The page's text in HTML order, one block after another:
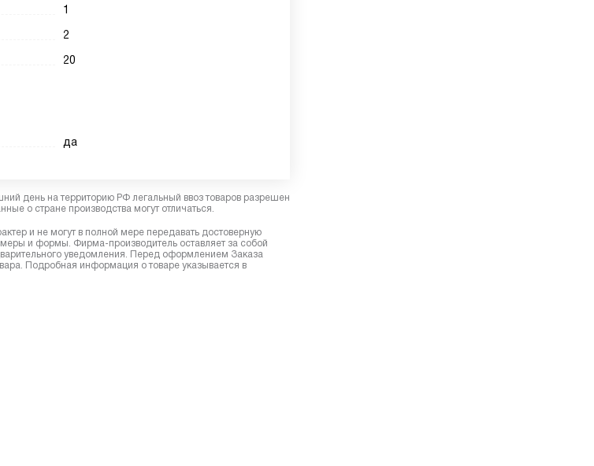
1
2
20
да
день на территорию РФ легальный ввоз товаров разрешен
о стране производства могут отличаться.
и не могут в полной мере передавать достоверную
и формы. Фирма-производитель оставляет за собой
уведомления. Перед оформлением Заказа
Подробная информация о товаре указывается в